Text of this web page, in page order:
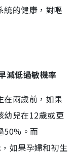
統的健康，對嘔
減低過敏機率
在兩歲前，如果
幼兒在12歲或更
50%。而
如果孕婦和初生